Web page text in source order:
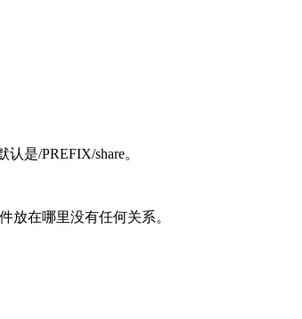
是/PREFIX/share。
放在哪里没有任何关系。